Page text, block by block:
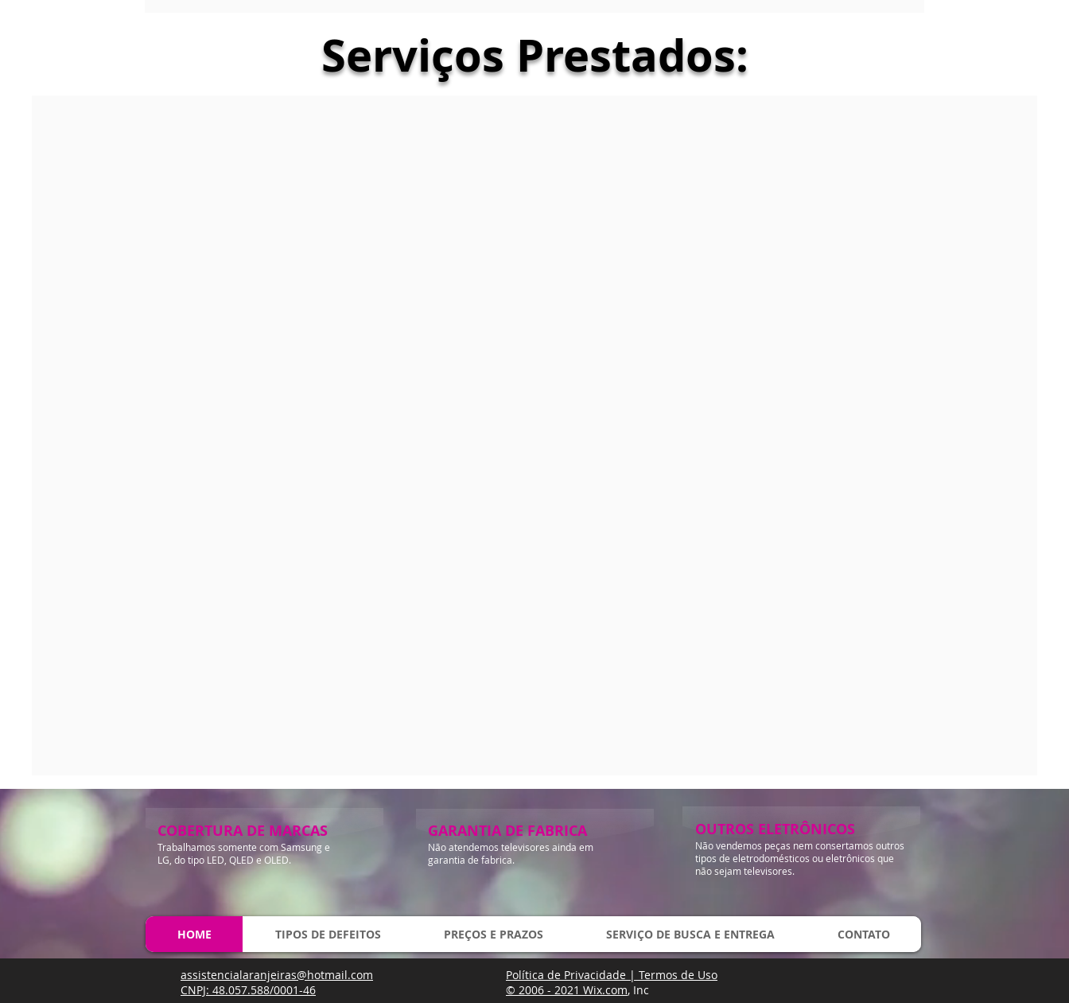
Serviços Prestados:
COBERTURA DE MARCAS
Trabalhamos somente com Samsung e
LG, do tipo LED, QLED e OLED.
GARANTIA DE FABRICA
Não atendemos televisores ainda em
garantia de fabrica.
OUTROS ELETRÔNICOS
Não vendemos peças nem consertamos outros
tipos de eletrodomésticos ou eletrônicos que
não sejam televisores.
HOME TIPOS DE DEFEITOS PREÇOS E PRAZOS SERVIÇO DE BUSCA E ENTREGA CONTATO
Política de Privacidade | Termos de Uso
© 2006 - 2021 Wix.com, Inc
assistencialaranjeiras@hotmail.com
CNPJ: 48.057.588/0001-46